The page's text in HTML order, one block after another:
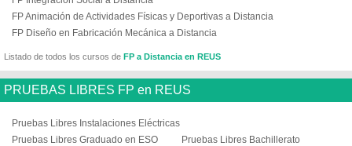
FP Animación de Actividades Físicas y Deportivas a Distancia
FP Diseño en Fabricación Mecánica a Distancia
Listado de todos los cursos de FP a Distancia en REUS
PRUEBAS LIBRES FP en REUS
Pruebas Libres Instalaciones Eléctricas
Pruebas Libres Graduado en ESO
Pruebas Libres Bachillerato